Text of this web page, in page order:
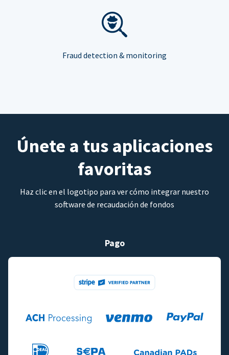
Fraud detection & monitoring
Únete a tus aplicaciones
favoritas
Haz clic en el logotipo para ver cómo integrar nuestro
software de recaudación de fondos
Pago